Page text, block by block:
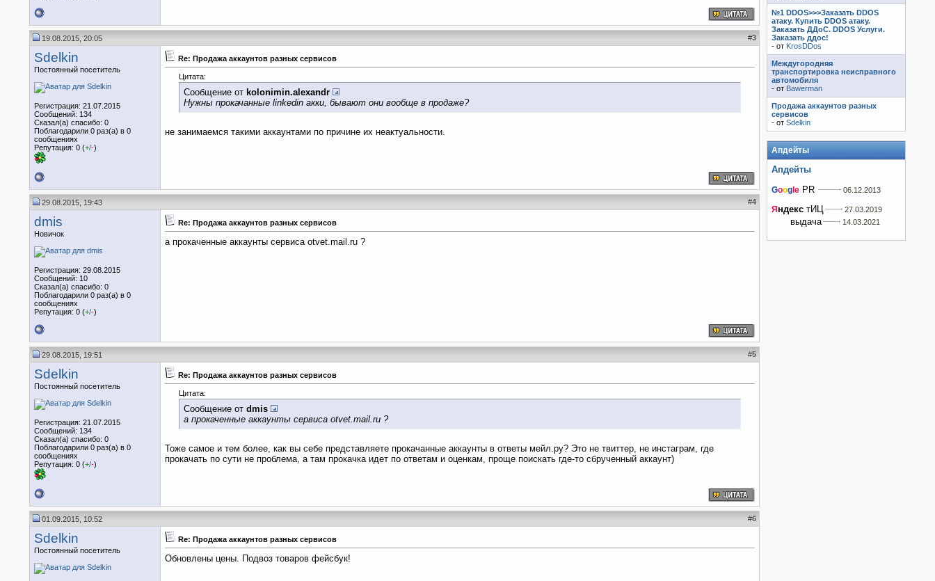
19.08.2015, 20:05 #3
Sdelkin
Постоянный посетитель
Регистрация: 21.07.2015
Сообщений: 134
Сказал(а) спасибо: 0
Поблагодарили 0 раз(а) в 0
сообщениях
Репутация: 0 (+/-)
Re: Продажа аккаунтов разных сервисов
Цитата:
Сообщение от kolonimin.alexandr
Нужны прокачанные linkedin акки, бывают они вообще в продаже?
не занимаемся такими аккаунтами по причине их неактуальности.
29.08.2015, 19:43 #4
dmis
Новичок
Регистрация: 29.08.2015
Сообщений: 10
Сказал(а) спасибо: 0
Поблагодарили 0 раз(а) в 0
сообщениях
Репутация: 0 (+/-)
Re: Продажа аккаунтов разных сервисов
а прокаченные аккаунты сервиса otvet.mail.ru ?
29.08.2015, 19:51 #5
Sdelkin
Постоянный посетитель
Регистрация: 21.07.2015
Сообщений: 134
Сказал(а) спасибо: 0
Поблагодарили 0 раз(а) в 0
сообщениях
Репутация: 0 (+/-)
Re: Продажа аккаунтов разных сервисов
Цитата:
Сообщение от dmis
а прокаченные аккаунты сервиса otvet.mail.ru ?
Тоже самое и тем более, как вы себе представляете прокачанные аккаунты в ответы мейл.ру? Это не твиттер, не инстаграм, где
прокачать по сути не проблема, а там прокачка идет по ответам и оценкам, проще поискать где-то сбрученный аккаунт)
01.09.2015, 10:52 #6
Sdelkin
Постоянный посетитель
Re: Продажа аккаунтов разных сервисов
Обновлены цены. Подвоз товаров фейсбук!
№1 DDOS>>>Заказать DDOS
атаку. Купить DDOS атаку.
Заказать ДДоС. DDOS Услуги.
Заказать ддос!
- от KrosDDos
Междугородняя
транспортировка неисправного
автомобиля
- от Bawerman
Продажа аккаунтов разных
сервисов
- от Sdelkin
Апдейты
Апдейты
Google PR 06.12.2013
Я ндекс тИЦ 27.03.2019
выдача 14.03.2021